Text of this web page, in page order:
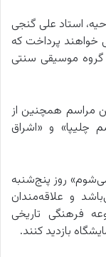
استاد علی گنجی
خواهند پرداخت که
گروه موسیقی سنتی
مراسم همچنین از
چلیپا» و «اشراق
روز پنج‌شنبه
ساعت 11 صبح می‌باشد و علاقه‌مندان
فرهنگی تاریخی
بازدید کنند.